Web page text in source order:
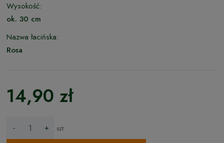
Wysokość:
ok. 30 cm
Nazwa łacińska:
Rosa
14,90 zł
- + szt.